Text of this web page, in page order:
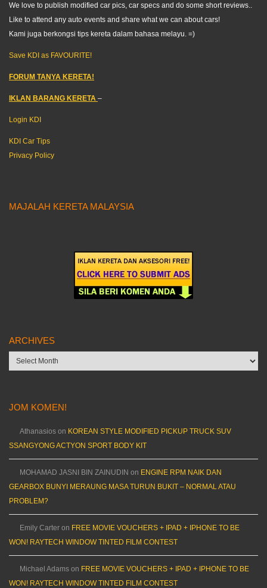
We love to publish modified car pics, car specs and do some short reviews..
Like to attend any auto events and share what we can about cars!
Kami juga berkongsi tips kereta dalam bahasa melayu. =)
Save KDI as FAVOURITE!
FORUM TANYA KERETA!
IKLAN BARANG KERETA –
Login KDI
KDI Car Tips
Privacy Policy
MAJALAH KERETA MALAYSIA
ARCHIVES
Archives
JOM KOMEN!
Athanasios on KOREAN STYLE MODIFIED PICKUP TRUCK SUV
SSANGYONG ACTYON SPORT BODY KIT
MOHAMAD JASNI BIN ZAINUDIN on ENGINE RPM NAIK DAN
GEARBOX BUNYI MERAUNG MASA TURUN BUKIT – NORMAL ATAU
PROBLEM?
Emily Carter on FREE MOVIE VOUCHERS + IPAD + IPHONE TO BE
WON! RAYTECH WINDOW TINTED FILM CONTEST
Michael Adams on FREE MOVIE VOUCHERS + IPAD + IPHONE TO BE
WON! RAYTECH WINDOW TINTED FILM CONTEST